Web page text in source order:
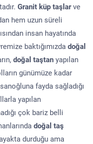
Granit küp taşlarve
hem uzun süreli
insan hayatında
baktığımızda doğal
doğal taştan yapılan
günümüze kadar
fayda sağladığı
yapılan
çok bariz belli
doğal taş
ayakta durduğu ama